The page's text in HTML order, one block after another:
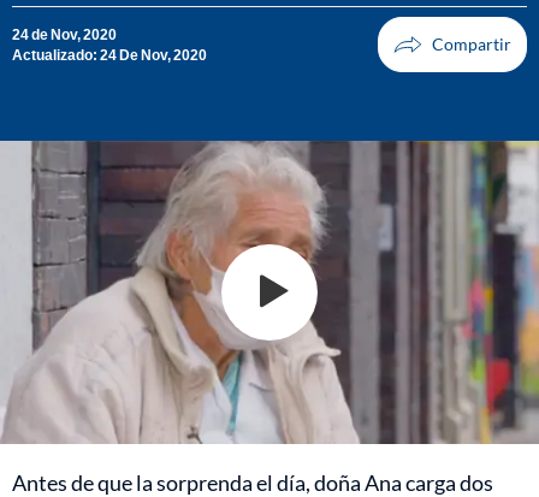
24 de Nov, 2020
Actualizado: 24 De Nov, 2020
Antes de que la sorprenda el día, doña Ana carga dos